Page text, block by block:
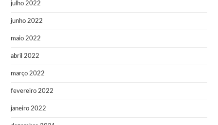
julho 2022
junho 2022
maio 2022
abril 2022
março 2022
fevereiro 2022
janeiro 2022